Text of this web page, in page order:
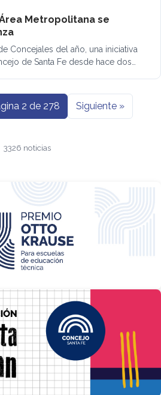
Metropolitana se
Concejales del año, una iniciativa
de Santa Fe desde hace dos…
2 de 278 Siguiente »
3326 noticias